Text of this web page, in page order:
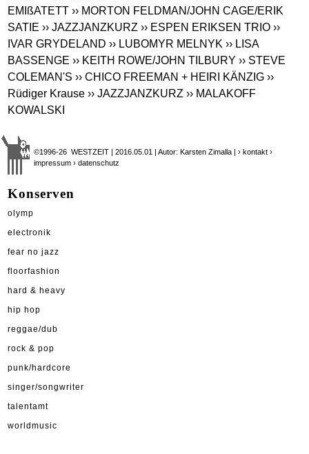
EMIßATETT ›› MORTON FELDMAN/JOHN CAGE/ERIK
SATIE ›› JAZZJANZKURZ ›› ESPEN ERIKSEN TRIO ››
IVAR GRYDELAND ›› LUBOMYR MELNYK ›› LISA
BASSENGE ›› KEITH ROWE/JOHN TILBURY ›› STEVE
COLEMAN'S ›› CHICO FREEMAN + HEIRI KÄNZIG ››
Rüdiger Krause ›› JAZZJANZKURZ ›› MALAKOFF
KOWALSKI
©1996-26 WESTZEIT | 2016.05.01 | Autor: Karsten Zimalla |› kontakt ›
impressum › datenschutz
Konserven
olymp
electronik
fear no jazz
floorfashion
hard & heavy
hip hop
reggae/dub
rock & pop
punk/hardcore
singer/songwriter
talentamt
worldmusic